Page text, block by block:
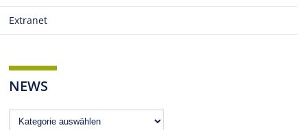
Extranet
NEWS
News